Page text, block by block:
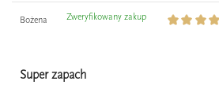
Bożena Zweryfikowany zakup
Super zapach